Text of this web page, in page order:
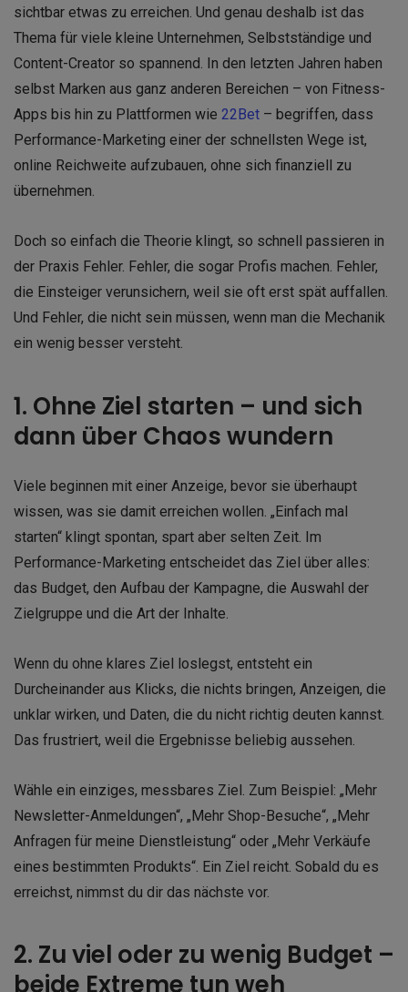
sichtbar etwas zu erreichen. Und genau deshalb ist das
Thema für viele kleine Unternehmen, Selbstständige und
Content-Creator so spannend. In den letzten Jahren haben
selbst Marken aus ganz anderen Bereichen – von Fitness-
Apps bis hin zu Plattformen wie 22Bet – begriffen, dass
Performance-Marketing einer der schnellsten Wege ist,
online Reichweite aufzubauen, ohne sich finanziell zu
übernehmen.
Doch so einfach die Theorie klingt, so schnell passieren in
der Praxis Fehler. Fehler, die sogar Profis machen. Fehler,
die Einsteiger verunsichern, weil sie oft erst spät auffallen.
Und Fehler, die nicht sein müssen, wenn man die Mechanik
ein wenig besser versteht.
1. Ohne Ziel starten – und sich
dann über Chaos wundern
Viele beginnen mit einer Anzeige, bevor sie überhaupt
wissen, was sie damit erreichen wollen. „Einfach mal
starten“ klingt spontan, spart aber selten Zeit. Im
Performance-Marketing entscheidet das Ziel über alles:
das Budget, den Aufbau der Kampagne, die Auswahl der
Zielgruppe und die Art der Inhalte.
Wenn du ohne klares Ziel loslegst, entsteht ein
Durcheinander aus Klicks, die nichts bringen, Anzeigen, die
unklar wirken, und Daten, die du nicht richtig deuten kannst.
Das frustriert, weil die Ergebnisse beliebig aussehen.
Wähle ein einziges, messbares Ziel. Zum Beispiel: „Mehr
Newsletter-Anmeldungen“, „Mehr Shop-Besuche“, „Mehr
Anfragen für meine Dienstleistung“ oder „Mehr Verkäufe
eines bestimmten Produkts“. Ein Ziel reicht. Sobald du es
erreichst, nimmst du dir das nächste vor.
2. Zu viel oder zu wenig Budget –
beide Extreme tun weh